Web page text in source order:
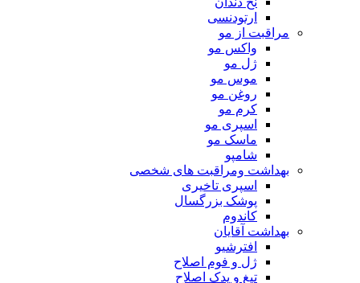
ارتودنسی
مراقبت از مو
واکس مو
ژل مو
موس مو
روغن مو
کرم مو
اسپری مو
ماسک مو
شامپو
بهداشت ومراقبت های شخصی
اسپری تاخیری
پوشک بزرگسال
کاندوم
بهداشت آقایان
افترشیو
ژل و فوم اصلاح
تیغ و یدک اصلاح